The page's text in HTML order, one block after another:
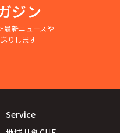
ジン
最新ニュースや
りします
Service